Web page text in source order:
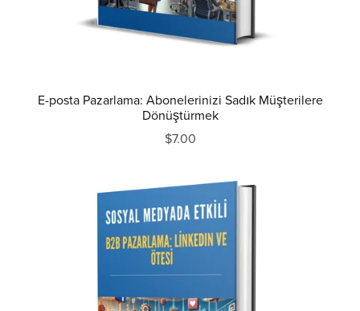
E-posta Pazarlama: Abonelerinizi Sadık Müşterilere
Dönüştürmek
$7.00